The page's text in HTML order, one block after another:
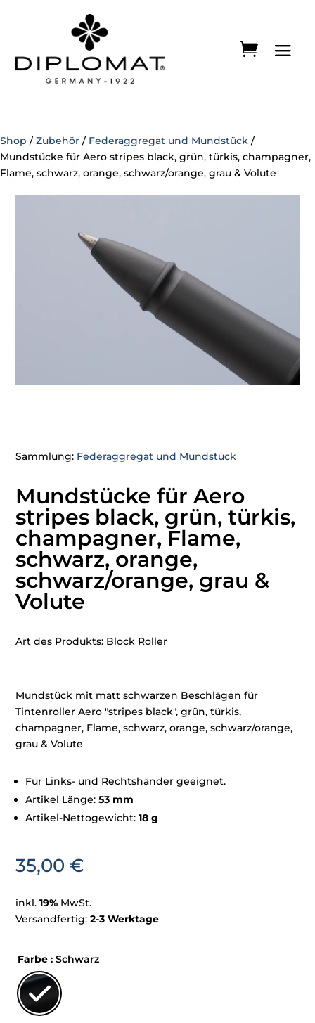
Shop / Zubehör / Federaggregat und Mundstück /
Mundstücke für Aero stripes black, grün, türkis, champagner,
Flame, schwarz, orange, schwarz/orange, grau & Volute
Sammlung: Federaggregat und Mundstück
Mundstücke für Aero
stripes black, grün, türkis,
champagner, Flame,
schwarz, orange,
schwarz/orange, grau &
Volute
Art des Produkts: Block Roller
Mundstück mit matt schwarzen Beschlägen für
Tintenroller Aero "stripes black", grün, türkis,
champagner, Flame, schwarz, orange, schwarz/orange,
grau & Volute
Für Links- und Rechtshänder geeignet.
Artikel Länge:53 mm
Artikel-Nettogewicht:18 g
35,00€
inkl.19% MwSt.
Versandfertig:2-3 Werktage
Farbe : Schwarz